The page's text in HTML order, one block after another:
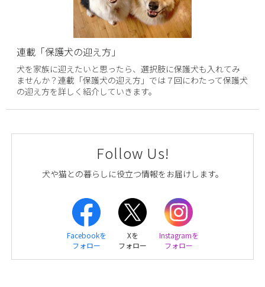
連載「保護犬の迎え方」
犬を家族に迎えたいと思ったら、選択肢に保護犬も入れてみ
ませんか？連載「保護犬の迎え方」では７回にわたって保護犬
の迎え方を詳しく紹介していきます。
Follow Us!
犬や猫との暮らしに役立つ情報をお届けします。
Facebookを
フォロー
Xを
フォロー
Instagramを
フォロー